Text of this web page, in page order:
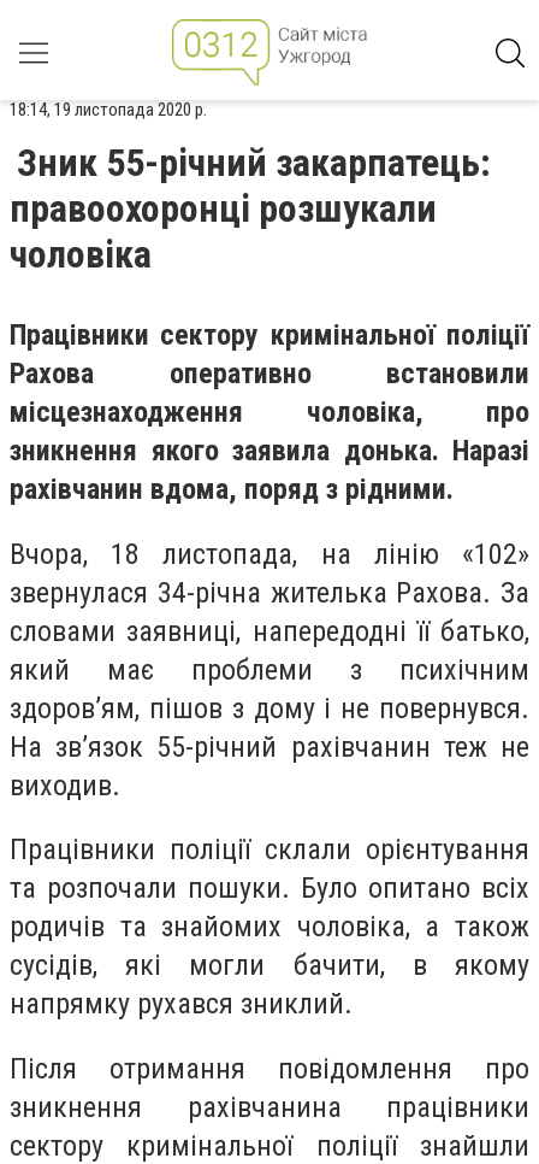
18:14, 19 листопада 2020 р.
Зник 55-річний закарпатець:
правоохоронці розшукали
чоловіка
Працівники сектору кримінальної поліції
Рахова оперативно встановили
місцезнаходження чоловіка, про
зникнення якого заявила донька. Наразі
рахівчанин вдома, поряд з рідними.
Вчора, 18 листопада, на лінію «102»
звернулася 34-річна жителька Рахова. За
словами заявниці, напередодні її батько,
який має проблеми з психічним
здоров’ям, пішов з дому і не повернувся.
На зв’язок 55-річний рахівчанин теж не
виходив.
Працівники поліції склали орієнтування
та розпочали пошуки. Було опитано всіх
родичів та знайомих чоловіка, а також
сусідів, які могли бачити, в якому
напрямку рухався зниклий.
Після отримання повідомлення про
зникнення рахівчанина працівники
сектору кримінальної поліції знайшли